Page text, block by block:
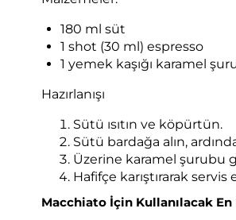
180 ml süt
1 shot (30 ml) espresso
1 yemek kaşığı karamel
Hazırlanışı
Sütü ısıtın ve köpürtün.
Sütü bardağa alın,
Üzerine karamel şurubu
Hafifçe karıştırarak servis
Macchiato İçin Kullanılacak En